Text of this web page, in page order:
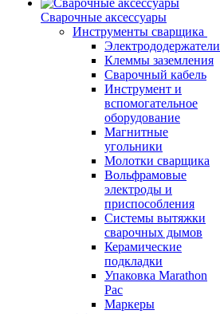
Сварочные аксессуары
Инструменты сварщика
Электрододержатели
Клеммы заземления
Сварочный кабель
Инструмент и
вспомогательное
оборудование
Магнитные
угольники
Молотки сварщика
Вольфрамовые
электроды и
приспособления
Системы вытяжки
сварочных дымов
Керамические
подкладки
Упаковка Marathon
Pac
Маркеры